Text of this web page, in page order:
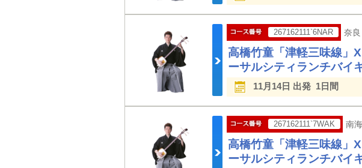
267162111`6NAR 奈
高橋竹童「津軽三味線」
ーサルシティランチバイ
11月14日 出発 1日間
267162111`7WAK 南
高橋竹童「津軽三味線」
ーサルシティランチバイ